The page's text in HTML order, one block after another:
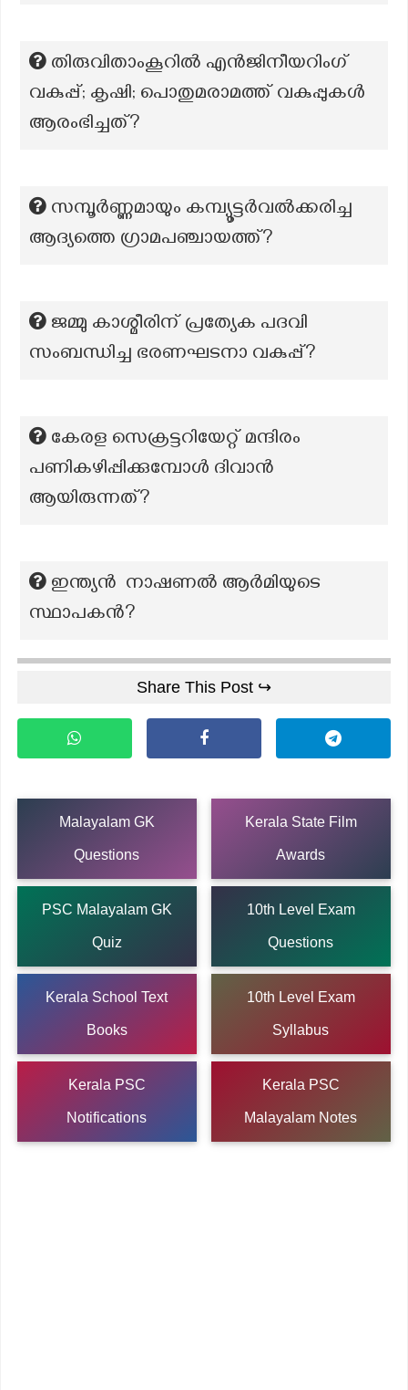
തിരുവിതാംകൂറിൽ എൻജിനീയറിംഗ്
വകുപ്പ്; കൃഷി; പൊതുമരാമത്ത് വകുപ്പുകൾ
ആരംഭിച്ചത്?
സമ്പൂര്‍ണ്ണമായും കമ്പ്യൂട്ടര്‍വല്‍ക്കരിച്ച
ആദ്യത്തെ ഗ്രാമപഞ്ചായത്ത്?
ജമ്മു കാശ്മീരിന് പ്രത്യേക പദവി
സംബന്ധിച്ച ഭരണഘടനാ വകുപ്പ്?
കേരള സെക്രട്ടറിയേറ്റ് മന്ദിരം
പണികഴിപ്പിക്കുമ്പോൾ ദിവാൻ
ആയിരുന്നത്?
ഇന്ത്യൻ നാഷണൽ ആർമിയുടെ
സ്ഥാപകൻ?
Share This Post ↪
Malayalam GK
Questions
Kerala State Film
Awards
PSC Malayalam GK
Quiz
10th Level Exam
Questions
Kerala School Text
Books
10th Level Exam
Syllabus
Kerala PSC
Notifications
Kerala PSC
Malayalam Notes